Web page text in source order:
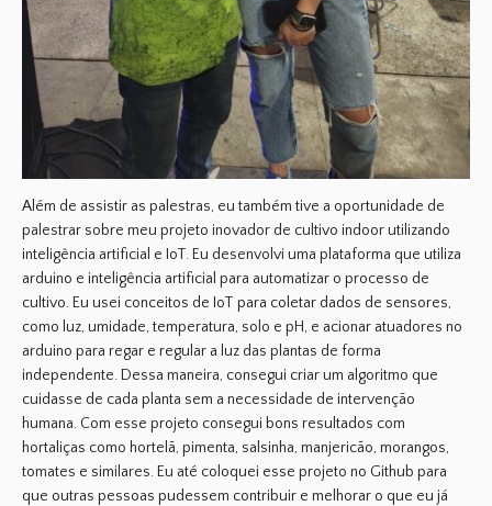
Além de assistir as palestras, eu também tive a oportunidade de
palestrar sobre meu projeto inovador de cultivo indoor utilizando
inteligência artificial e IoT. Eu desenvolvi uma plataforma que utiliza
arduino e inteligência artificial para automatizar o processo de
cultivo. Eu usei conceitos de IoT para coletar dados de sensores,
como luz, umidade, temperatura, solo e pH, e acionar atuadores no
arduino para regar e regular a luz das plantas de forma
independente. Dessa maneira, consegui criar um algoritmo que
cuidasse de cada planta sem a necessidade de intervenção
humana. Com esse projeto consegui bons resultados com
hortaliças como hortelã, pimenta, salsinha, manjericão, morangos,
tomates e similares. Eu até coloquei esse projeto no Github para
que outras pessoas pudessem contribuir e melhorar o que eu já